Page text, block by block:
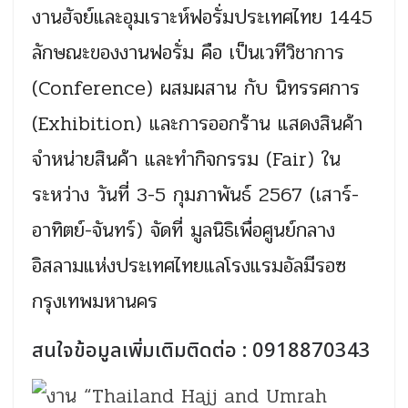
งานฮัจย์และอุมเราะห์ฟอรั่มประเทศไทย 1445
ลักษณะของงานฟอรั่ม คือ เป็นเวทีวิชาการ
(Conference) ผสมผสาน กับ นิทรรศการ
(Exhibition) และการออกร้าน แสดงสินค้า
จำหน่ายสินค้า และทำกิจกรรม (Fair) ใน
ระหว่าง วันที่ 3-5 กุมภาพันธ์ 2567 (เสาร์-
อาทิตย์-จันทร์) จัดที่ มูลนิธิเพื่อศูนย์กลาง
อิสลามแห่งประเทศไทยแลโรงแรมอัลมีรอซ
กรุงเทพมหานคร
สนใจข้อมูลเพิ่มเติมติดต่อ : 0918870343